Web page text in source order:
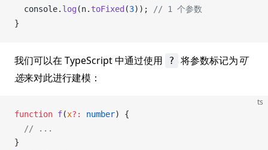
console. log (n. toFixed (3));
// 1 个参数
}
我们可以在 TypeScript 中通过使用 ? 将参数标记为可
选来对此进行建模：
ts
function f(x?: number) {
  // ...
}